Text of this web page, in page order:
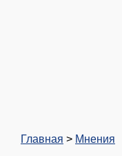
Главная > Мнения